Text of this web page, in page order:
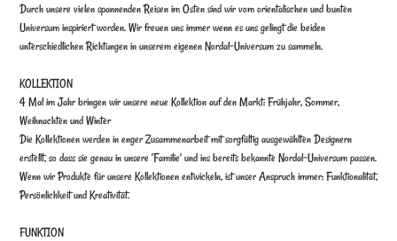
Durch unsere vielen spannenden Reisen im Osten sind wir vom orientalischen und bunten
Universum inspiriert worden. Wir freuen uns immer wenn es uns gelingt die beiden
unterschiedlichen Richtungen in unserem eigenen Nordal-Universum zu sammeln.
KOLLEKTION
4 Mal im Jahr bringen wir unsere neue Kollektion auf den Markt: Frühjahr, Sommer,
Weihnachten und Winter
Die Kollektionen werden in enger Zusammenarbeit mit sorgfältig ausgewählten Designern
erstellt, so dass sie genau in unsere 'Familie' und ins bereits bekannte Nordal-Universum passen.
Wenn wir Produkte für unsere Kollektionen entwickeln, ist unser Anspruch immer: Funktionalität,
Persönlichkeit und Kreativität.
FUNKTION